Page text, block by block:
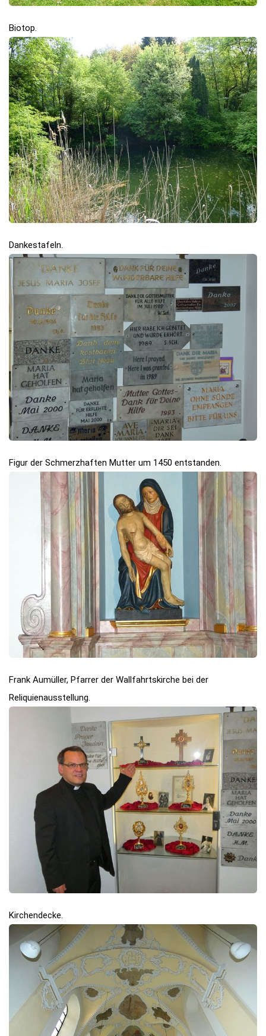
Biotop.
Dankestafeln.
Figur der Schmerzhaften Mutter um 1450 entstanden.
Frank Aumüller, Pfarrer der Wallfahrtskirche bei der
Reliquienausstellung.
Kirchendecke.